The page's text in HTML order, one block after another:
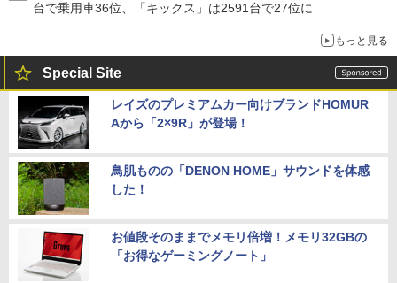
台で乗用車36位、「キックス」は2591台で27位に
もっと見る
Special Site
レイズのプレミアムカー向けブランドHOMUR
Aから「2×9R」が登場！
鳥肌ものの「DENON HOME」サウンドを体感
した！
お値段そのままでメモリ倍増！メモリ32GBの
「お得なゲーミングノート」